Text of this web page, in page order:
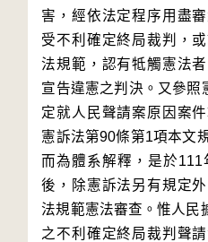
害，經依法定程序用盡
受不利確定終局裁判，
法規範，認有牴觸憲法
宣告違憲之判決。又參照
定就人民聲請案原因案
憲訴法第90條第1項本文
而為體系解釋，是於
後，除憲訴法另有規定
法規範憲法審查。惟人民
之不利確定終局裁判聲